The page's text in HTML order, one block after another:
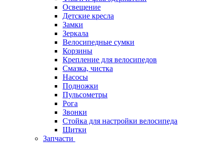
Освещение
Детские кресла
Замки
Зеркала
Велосипедные сумки
Корзины
Крепление для велосипедов
Смазка, чистка
Насосы
Подножки
Пульсометры
Рога
Звонки
Стойка для настройки велосипеда
Щитки
Запчасти